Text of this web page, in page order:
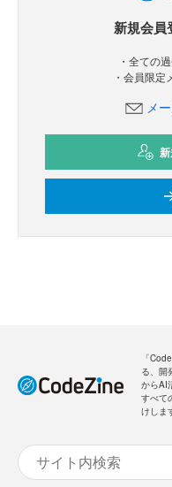
新規会員
・全ての
・会員限
メ
「
る、開
からAI
すべて
けしま